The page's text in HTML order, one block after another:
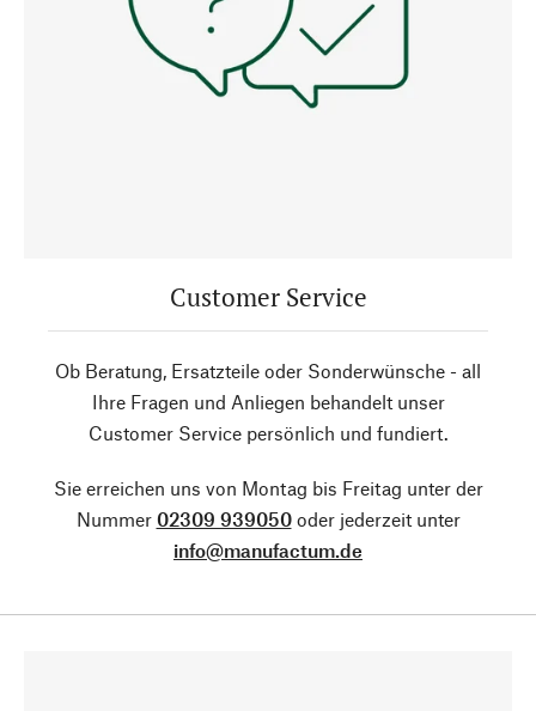
Customer Service
Ob Beratung, Ersatzteile oder Sonderwünsche - all
Ihre Fragen und Anliegen behandelt unser
Customer Service persönlich und fundiert.
Sie erreichen uns von Montag bis Freitag unter der
Nummer 02309 939050oder jederzeit unter
info@manufactum.de